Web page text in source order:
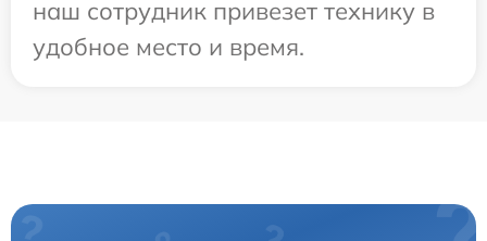
наш сотрудник привезет технику в
удобное место и время.